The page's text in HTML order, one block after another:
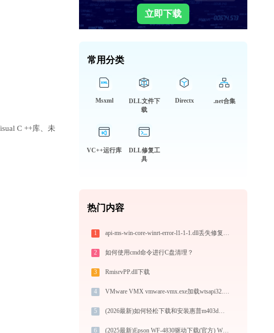
C ++库、未
立即下载
常用分类
Msxml
DLL文件下
载
Directx .net合集
VC++运行库
DLL修复工
具
热门内容
1 api-ms-win-core-winrt-error-l1-1-1.dll丢失修复 - 解决程序无法启动报错
2 如何使用cmd命令进行C盘清理？
3 RmisrvPP.dll下载
4 VMware VMX vmware-vmx.exe加载wtsapi32.dll文件丢失处理办法
5 (2026最新)如何轻松下载和安装惠普m403d打印机驱动？跟着这篇指南走
6 (2025最新)Epson WF-4830驱动下载(官方) Win10/Win11支持